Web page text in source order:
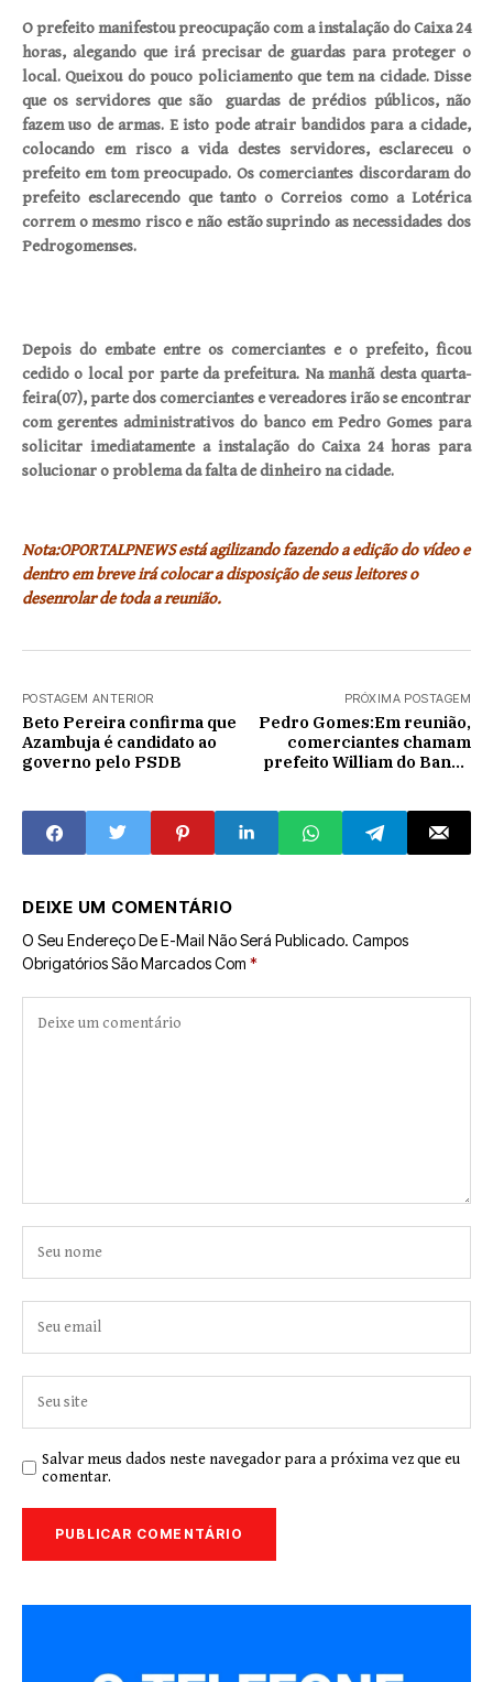
O prefeito manifestou preocupação com a instalação do Caixa 24
horas, alegando que irá precisar de guardas para proteger o
local. Queixou do pouco policiamento que tem na cidade. Disse
que os servidores que são guardas de prédios públicos, não
fazem uso de armas. E isto pode atrair bandidos para a cidade,
colocando em risco a vida destes servidores, esclareceu o
prefeito em tom preocupado. Os comerciantes discordaram do
prefeito esclarecendo que tanto o Correios como a Lotérica
correm o mesmo risco e não estão suprindo as necessidades dos
Pedrogomenses.
Depois do embate entre os comerciantes e o prefeito, ficou
cedido o local por parte da prefeitura. Na manhã desta quarta-
feira(07), parte dos comerciantes e vereadores irão se encontrar
com gerentes administrativos do banco em Pedro Gomes para
solicitar imediatamente a instalação do Caixa 24 horas para
solucionar o problema da falta de dinheiro na cidade.
Nota:OPORTALPNEWS está agilizando fazendo a edição do vídeo e
dentro em breve irá colocar a disposição de seus leitores o
desenrolar de toda a reunião.
POSTAGEM ANTERIOR
Beto Pereira confirma que
Azambuja é candidato ao
governo pelo PSDB
PRÓXIMA POSTAGEM
Pedro Gomes:Em reunião,
comerciantes chamam
prefeito William do Banco
DEIXE UM COMENTÁRIO
O Seu Endereço De E-Mail Não Será Publicado. Campos
Obrigatórios São Marcados Com *
Salvar meus dados neste navegador para a próxima vez que eu
comentar.